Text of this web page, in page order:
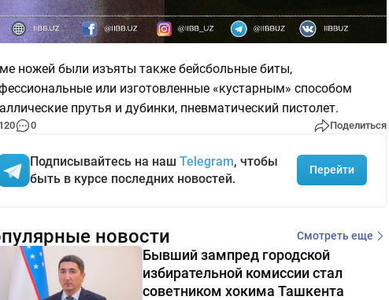
ножей были изъяты также бейсбольные биты,
или изготовленные «кустарным» способом
прутья и дубинки, пневматический пистолет.
0 Поделиться
Подписывайтесь на наш Telegram, чтобы
быть в курсе последних новостей.
Перейти
новости Смотреть еще
Бывший зампред городской
избирательной комиссии стал
советником хокима Ташкента